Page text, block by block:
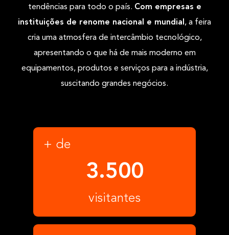
tendências para todo o país. Com empresas e
instituições de renome nacional e mundial, a feira
cria uma atmosfera de intercâmbio tecnológico,
apresentando o que há de mais moderno em
equipamentos, produtos e serviços para a indústria,
suscitando grandes negócios.
+ de
3.500
visitantes